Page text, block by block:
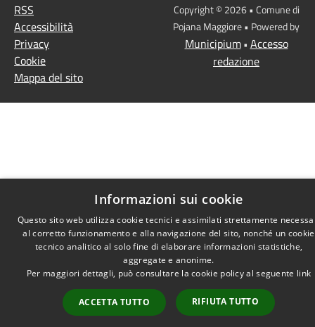
RSS
Accessibilità
Privacy
Cookie
Mappa del sito
Copyright © 2026 • Comune di
Pojana Maggiore • Powered by
Municipium• Accesso
redazione
Informazioni sui cookie
Questo sito web utilizza cookie tecnici e assimilati strettamente
al corretto funzionamento e alla navigazione del sito, nonché un cookie
tecnico analitico al solo fine di elaborare informazioni statistiche,
aggregate e anonime.
Per maggiori dettagli, può consultare la cookie policy al seguente link
ACCETTA TUTTO RIFIUTA TUTTO